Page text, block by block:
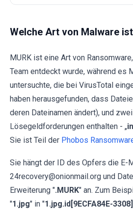
Welche Art von Malware ist
MURK ist eine Art von
Team entdeckt wurde, während es
untersuchte, die bei VirusTotal
haben herausgefunden, dass
deren Dateinamen ändert), und
Lösegeldforderungen enthalten - „
Sie ist Teil der Phobos
Sie hängt der ID des Opfers die E-
24recovery@onionmail.org und
Erweiterung ".MURK" an. Zum
"1.jpg" in "1.jpg.id[9ECFA84E-